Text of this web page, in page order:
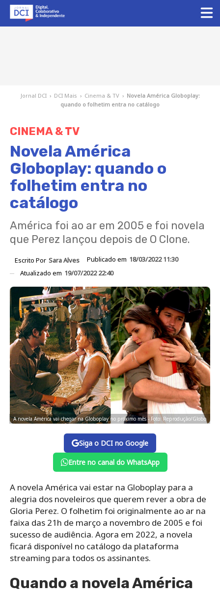
Jornal DCI › DCI Mais › Cinema & TV › Novela América Globoplay:
quando o folhetim entra no catálogo
CINEMA & TV
Novela América
Globoplay: quando o
folhetim entra no
catálogo
América foi ao ar em 2005 e foi novela
que Perez lançou depois de O Clone.
Escrito Por Sara Alves Publicado em 18/03/2022 11:30
Atualizado em 19/07/2022 22:40
A novela América vai chegar na Globoplay no próximo mês - Foto: Reprodução/Globo
Siga o DCI no Google
Entre no canal do WhatsApp
A novela América vai estar na Globoplay para a
alegria dos noveleiros que querem rever a obra de
Gloria Perez. O folhetim foi originalmente ao ar na
faixa das 21h de março a novembro de 2005 e foi
sucesso de audiência. Agora em 2022, a novela
ficará disponível no catálogo da plataforma
streaming para todos os assinantes.
Quando a novela América